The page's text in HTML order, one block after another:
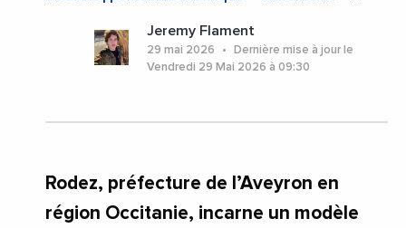
#RodezAgglomeration
#StephaneMazars
#Tourisme
#Transports
#Aveyron
Jeremy Flament
29 mai 2026
Dernière mise à jour le
Vendredi 29 Mai 2026 à 09:30
Rodez, préfecture de l’Aveyron en
région Occitanie, incarne un modèle